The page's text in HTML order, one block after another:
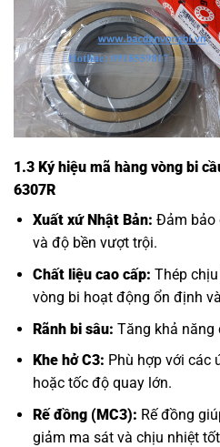
1.3 Ký hiệu mã hàng vòng bi
6307R
Xuất xứ Nhật Bản: Đảm bảo
và độ bền vượt trội.
Chất liệu cao cấp: Thép
vòng bi hoạt động ổn định
Rãnh bi sâu: Tăng khả năng
Khe hở C3: Phù hợp với các
hoặc tốc độ quay lớn.
Rế đồng (MC3): Rế đồng
giảm ma sát và chịu nhiệt